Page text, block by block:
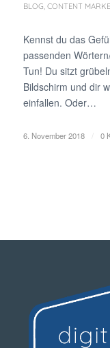
BLOG, CONTENT
Kennst du das
passenden
Tun! Du sitzt
Bildschirm und dir
einfallen. Oder…
6. November 2018 0